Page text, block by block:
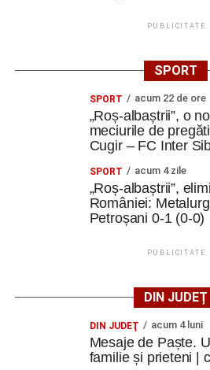
PUBLICITATE
SPORT
SPORT acum 22 de ore
„Roș-albaștrii”, o
meciurile de
Cugir – FC Inter
SPORT acum 4 zile
„Roș-albaștrii”,
României:
Petroșani 0-1 (0-0)
PUBLICITATE
DIN JUDEȚ
DIN JUDEŢ acum 4 luni
Mesaje de Paște.
familie și prieteni |